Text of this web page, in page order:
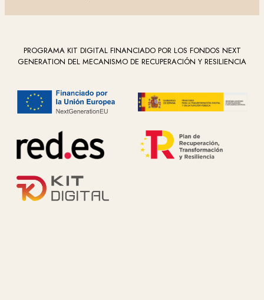
PROGRAMA KIT DIGITAL FINANCIADO POR LOS FONDOS NEXT
GENERATION DEL MECANISMO DE RECUPERACIÓN Y RESILIENCIA